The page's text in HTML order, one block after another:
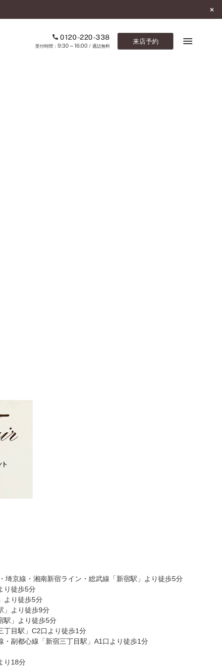
0120-220-338
9:30～16:00/ 通話無料
来店予約
埼京線・湘南新宿ライン・総武線「新宿駅」より徒歩5分
り徒歩5分
より徒歩5分
」より徒歩9分
駅」より徒歩5分
丁目駅」C2口より徒歩1分
・副都心線「新宿三丁目駅」A1口より徒歩1分
り18分